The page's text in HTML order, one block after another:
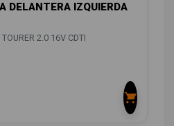
DELANTERA IZQUIERDA
2.0 16V CDTI